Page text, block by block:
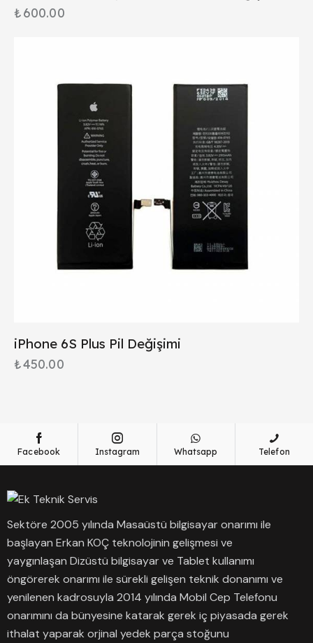
₺600.00
iPhone 6S Plus Pil Değişimi
₺450.00
Facebook Instagram Whatsapp Telefon
Sektöre 2005 yılında Masaüstü bilgisayar onarımı ile
başlayan Erkan KOÇ teknolojinin gelişmesi ve
yaygınlaşan Dizüstü bilgisayar ve Tablet kullanımı
öngörerek onarımı ile sürekli gelişen teknik donanımı ve
yenilenen kadrosuyla 2014 yılında Mobil Cep Telefonu
onarımını da bünyesine katarak gerek iç piyasada gerek
ithalat yaparak orjinal yedek parça stoğunu